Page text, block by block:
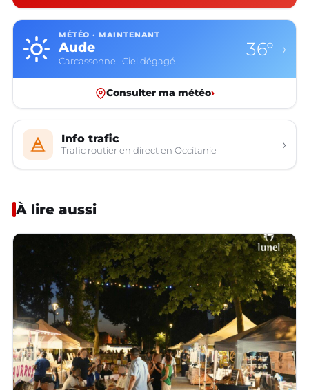
MÉTÉO · MAINTENANT
Aude
Carcassonne · Ciel dégagé
36° ›
Consulter ma météo›
Info trafic
Trafic routier en direct en Occitanie ›
À lire aussi